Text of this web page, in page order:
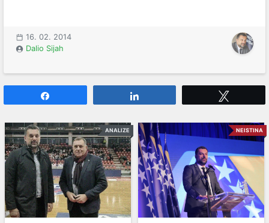
16. 02. 2014
Dalio Sijah
ANALIZE NEISTINA